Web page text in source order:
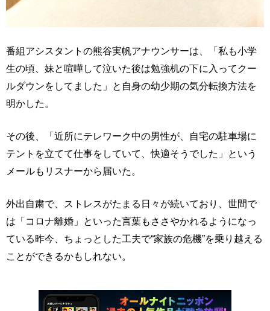
番組アシスタントの熊谷実帆アナウンサーは、「私も小学
生の頃、妹と喧嘩して泣いた後は勉強机の下に入ってクー
ルダウンをしてました」と自身の幼少期の気分転換方法を
明かした。
その後、「近所にテレワーク中の男性が、自宅の駐車場に
テントを立てて仕事をしていて、快適そうでした」という
メールもリスナーから届いた。
外出自粛で、ストレスがたまる日々が続いており、世間で
は「コロナ離婚」といった言葉もささやかれるようになっ
ている昨今、ちょっとした工夫で“家族の危機”を乗り越える
ことができるかもしれない。